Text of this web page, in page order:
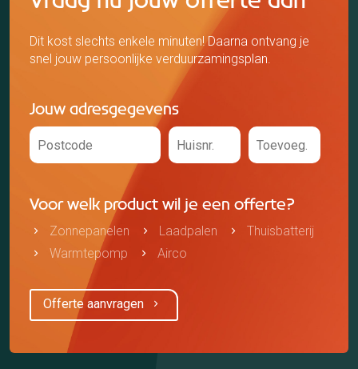
Dit kost slechts enkele minuten! Daarna ontvang je
snel jouw persoonlijke verduurzamingsplan.
Jouw adresgegevens
Voor welk product wil je een offerte?
Zonnepanelen Laadpalen
Thuisbatterij
Warmtepomp
Airco
Offerte aanvragen